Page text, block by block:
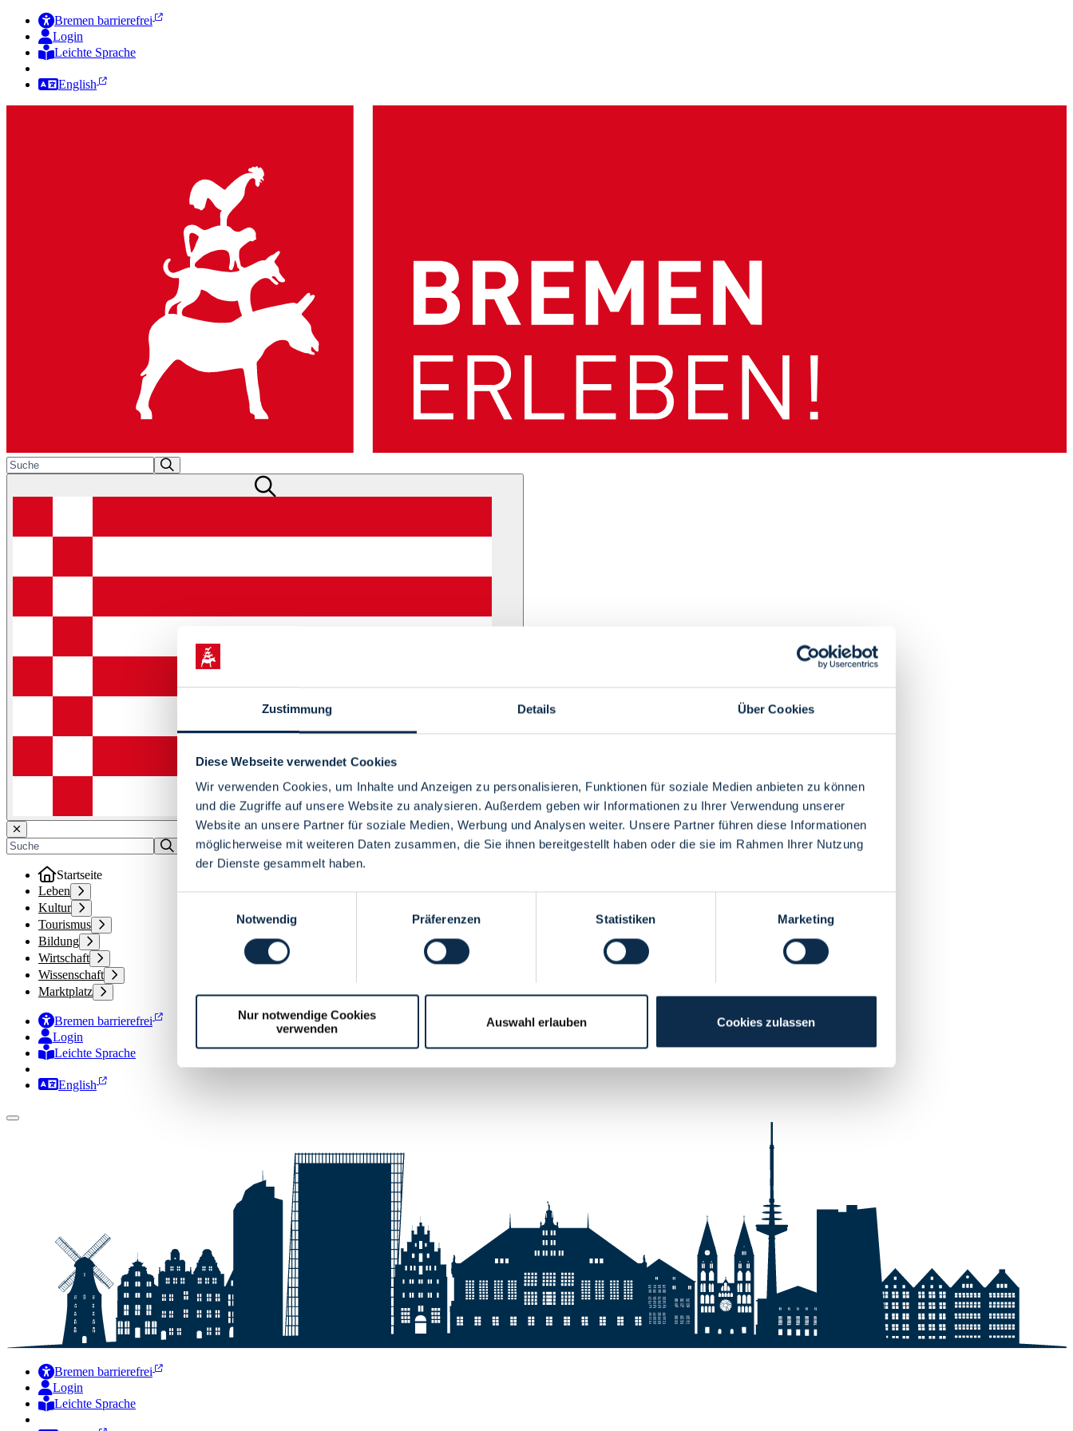
Zustimmung Details Über Cookies
Diese Webseite verwendet Cookies
Wir verwenden Cookies, um Inhalte und Anzeigen zu personalisieren, Funktionen für soziale Medien anbieten zu können
und die Zugriffe auf unsere Website zu analysieren. Außerdem geben wir Informationen zu Ihrer Verwendung unserer
Website an unsere Partner für soziale Medien, Werbung und Analysen weiter. Unsere Partner führen diese Informationen
möglicherweise mit weiteren Daten zusammen, die Sie ihnen bereitgestellt haben oder die sie im Rahmen Ihrer Nutzung
der Dienste gesammelt haben.
Notwendig
Präferenzen Statistiken Marketing
Nur notwendige Cookies
verwenden
Auswahl erlauben Cookies zulassen
Bremen barrierefrei
Login
Leichte Sprache
English
Menü
Startseite
Leben
Kultur
Tourismus
Bildung
Wirtschaft
Wissenschaft
Marktplatz
Bremen barrierefrei
Login
Leichte Sprache
Zur Deutschen Gebärdensprache
English
Bremen barrierefrei
Login
Leichte Sprache